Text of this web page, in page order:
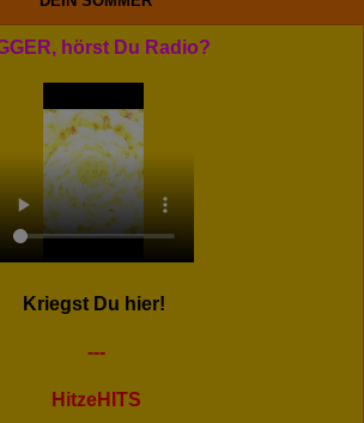
hörst Du Radio?
Kriegst Du hier!
---
HitzeHITS